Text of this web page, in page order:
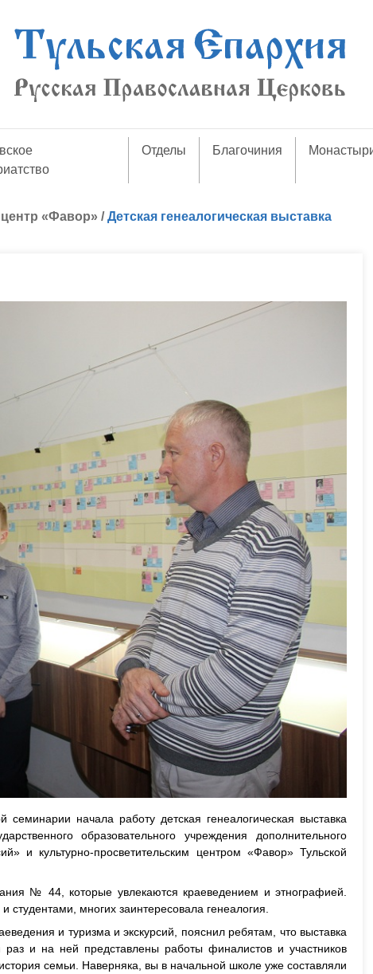
Отделы Благочиния
«Фавор» /Детская генеалогическая выставка
начала работу детская генеалогическая выставка
образовательного учреждения дополнительного
и культурно-просветительским центром «Фавор» Тульской
№ 44, которые увлекаются краеведением и этнографией.
многих заинтересовала генеалогия.
и туризма и экскурсий, пояснил ребятам, что выставка
и на ней представлены работы финалистов и участников
семьи. Наверняка, вы в начальной школе уже составляли